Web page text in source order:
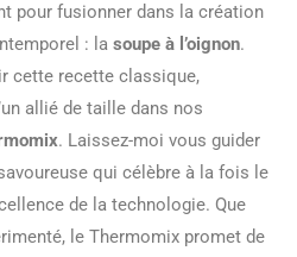
pour fusionner dans la création
: la soupe à l’oignon.
cette recette classique,
allié de taille dans nos
. Laissez-moi vous guider
qui célèbre à la fois le
de la technologie. Que
le Thermomix promet de